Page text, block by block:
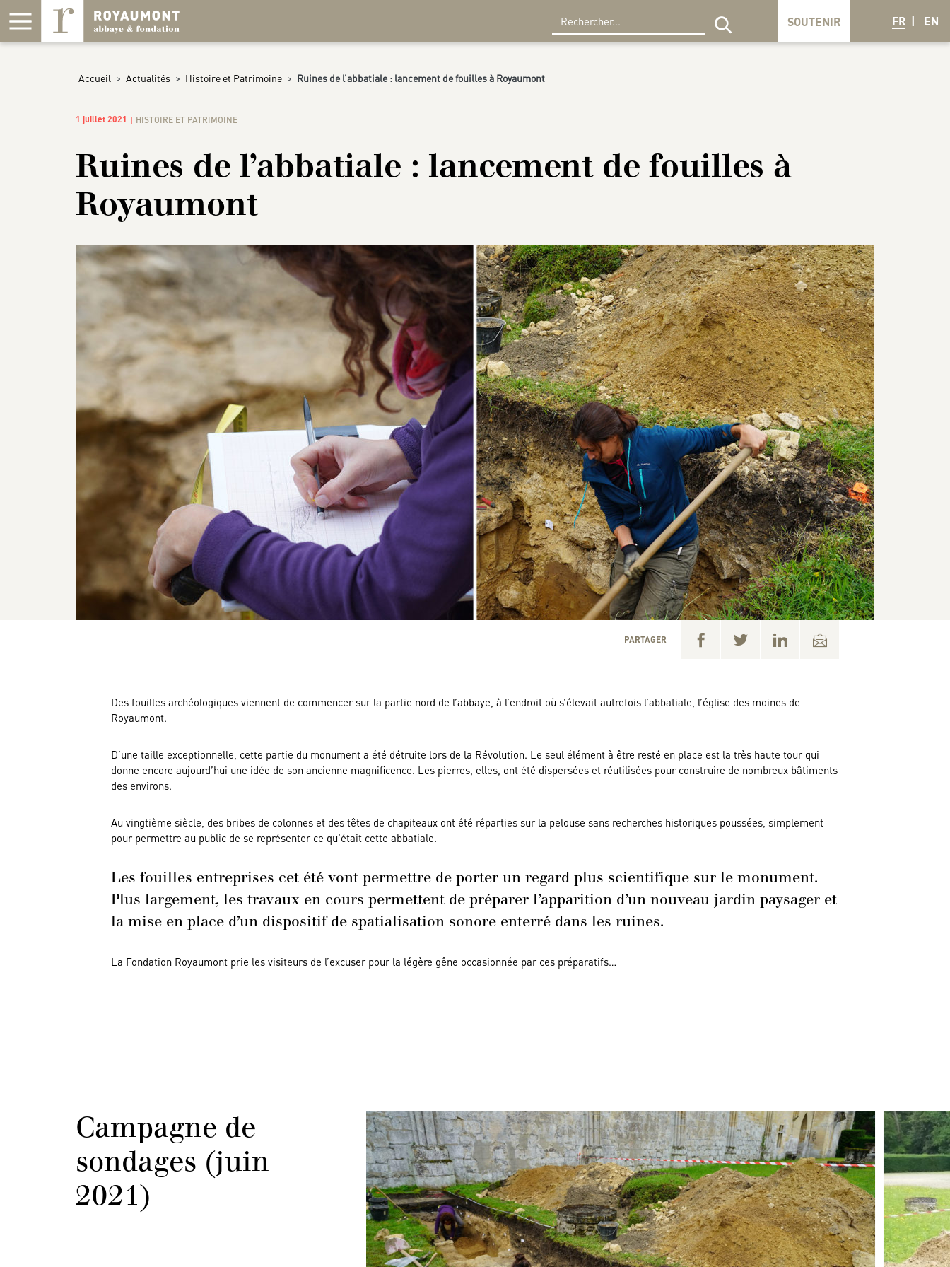
Rechercher sur le site SOUTENIR FR EN
Accueil > Actualités > Histoire et Patrimoine > Ruines de l’abbatiale : lancement de fouilles à Royaumont
1 juillet 2021 HISTOIRE ET PATRIMOINE
Ruines de l’abbatiale : lancement de fouilles à
Royaumont
PARTAGER
Des fouilles archéologiques viennent de commencer sur la partie nord de l’abbaye, à l’endroit où s’élevait autrefois l’abbatiale, l’église des moines de
Royaumont.
D’une taille exceptionnelle, cette partie du monument a été détruite lors de la Révolution. Le seul élément à être resté en place est la très haute tour qui
donne encore aujourd’hui une idée de son ancienne magnificence. Les pierres, elles, ont été dispersées et réutilisées pour construire de nombreux bâtiments
des environs.
Au vingtième siècle, des bribes de colonnes et des têtes de chapiteaux ont été réparties sur la pelouse sans recherches historiques poussées, simplement
pour permettre au public de se représenter ce qu’était cette abbatiale.
Les fouilles entreprises cet été vont permettre de porter un regard plus scientifique sur le monument.
Plus largement, les travaux en cours permettent de préparer l’apparition d’un nouveau jardin paysager et
la mise en place d’un dispositif de spatialisation sonore enterré dans les ruines.
La Fondation Royaumont prie les visiteurs de l’excuser pour la légère gêne occasionnée par ces préparatifs…
Campagne de
sondages (juin
2021)
Panneau de gestion des cookies